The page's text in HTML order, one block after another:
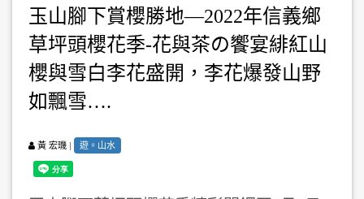
玉山腳下賞櫻勝地—2022年信義鄉
草坪頭櫻花季-花與茶の饗宴緋紅山
櫻與雪白李花盛開，李花爆發山野
如飄雪….
黃 宏璣 | 遊。山水